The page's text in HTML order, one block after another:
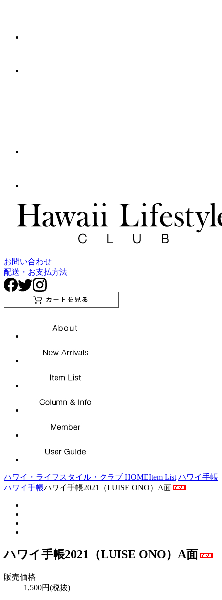
お問い合わせ
配送・お支払方法
ハワイ・ライフスタイル・クラブ HOMEItem List ハワイ手帳
ハワイ手帳ハワイ手帳2021（LUISE ONO）A面
ハワイ手帳2021（LUISE ONO）A面
販売価格
1,500円(税抜)